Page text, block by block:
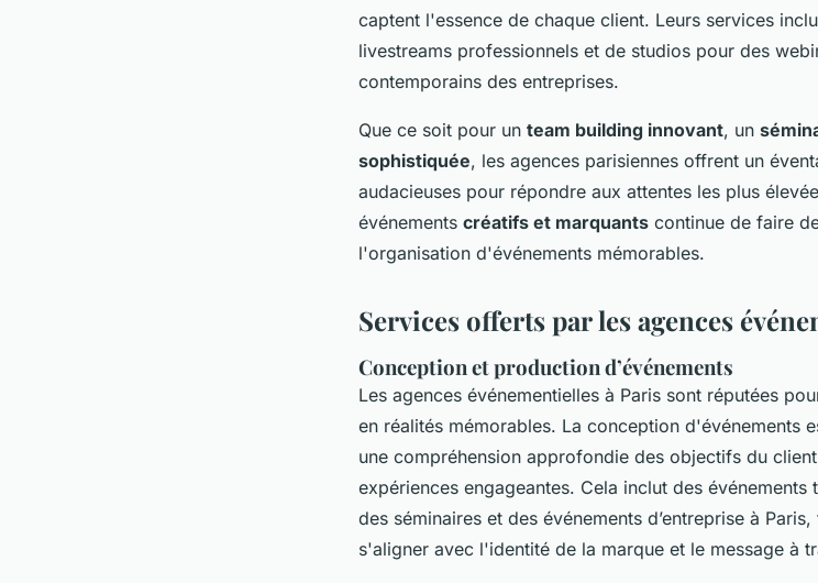
captent l'essence de chaque client. Leurs services
livestreams professionnels et de studios pour des
contemporains des entreprises.
Que ce soit pour un team building innovant, un
sophistiquée, les agences parisiennes offrent un
audacieuses pour répondre aux attentes les plus
événements créatifs et marquants continue de faire
l'organisation d'événements mémorables.
Services offerts par les agences
Conception et production d’événements
Les agences événementielles à Paris sont réputées
en réalités mémorables. La conception d'événements
une compréhension approfondie des objectifs du
expériences engageantes. Cela inclut des
des séminaires et des événements d’entreprise à
s'aligner avec l'identité de la marque et le message à